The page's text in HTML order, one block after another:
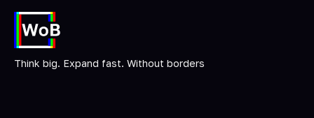
Think big. Expand fast. Without borders